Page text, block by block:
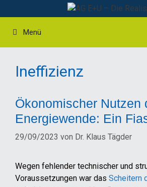
Inhalt
springenMenü
Ineffizienz
Ökonomischer Nutzen
Energiewende: Ein
29/09/2023 von Dr. Klaus Tägder
Wegen fehlender technischer und
Voraussetzungen war das Scheitern